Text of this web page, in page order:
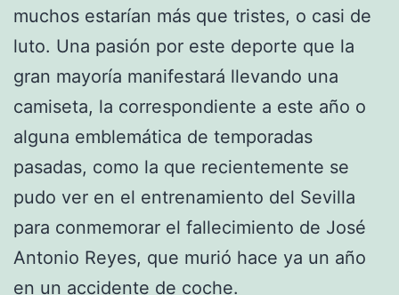
muchos estarían más que tristes, o casi de
luto. Una pasión por este deporte que la
gran mayoría manifestará llevando una
camiseta, la correspondiente a este año o
alguna emblemática de temporadas
pasadas, como la que recientemente se
pudo ver en el entrenamiento del Sevilla
para conmemorar el fallecimiento de José
Antonio Reyes, que murió hace ya un año
en un accidente de coche.